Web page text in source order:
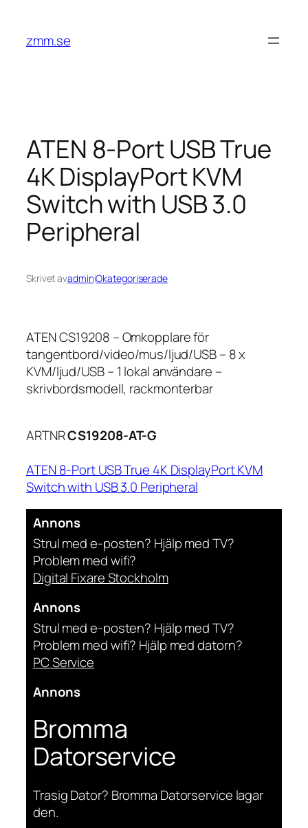
innehåll
zmm.se
ATEN 8-Port USB True
4K DisplayPort KVM
Switch with USB 3.0
Peripheral
Skrivet avadminiOkategoriserade
ATEN CS19208 – Omkopplare för
tangentbord/video/mus/ljud/USB – 8 x
KVM/ljud/USB – 1 lokal användare –
skrivbordsmodell, rackmonterbar
ARTNRCS19208-AT-G
ATEN 8-Port USB True 4K DisplayPort KVM
Switch with USB 3.0 Peripheral
Annons
Strul med e-posten? Hjälp med TV?
Problem med wifi?
Digital Fixare Stockholm
Annons
Strul med e-posten? Hjälp med TV?
Problem med wifi? Hjälp med datorn?
PC Service
Annons
Bromma
Datorservice
Trasig Dator? Bromma Datorservice lagar
den.